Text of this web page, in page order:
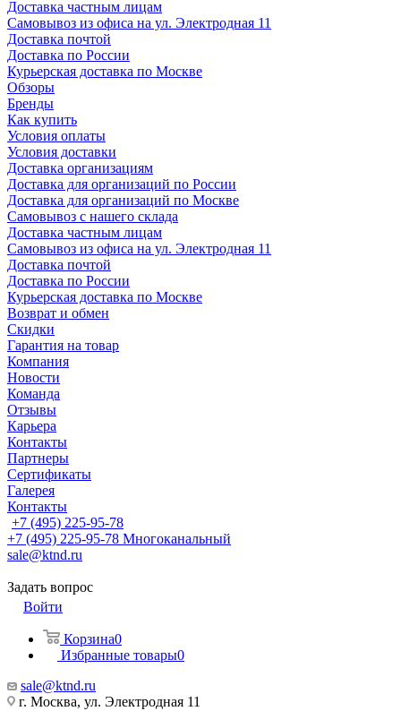
Доставка частным лицам
Самовывоз из офиса на ул. Электродная 11
Доставка почтой
Доставка по России
Курьерская доставка по Москве
Обзоры
Бренды
Как купить
Условия оплаты
Условия доставки
Доставка организациям
Доставка для организаций по России
Доставка для организаций по Москве
Самовывоз с нашего склада
Доставка частным лицам
Самовывоз из офиса на ул. Электродная 11
Доставка почтой
Доставка по России
Курьерская доставка по Москве
Возврат и обмен
Скидки
Гарантия на товар
Компания
Новости
Команда
Отзывы
Карьера
Контакты
Партнеры
Сертификаты
Галерея
Контакты
+7 (495) 225-95-78
+7 (495) 225-95-78 Многоканальный
sale@ktnd.ru
Задать вопрос
Войти
Корзина0
Избранные товары0
sale@ktnd.ru
г. Москва, ул. Электродная 11